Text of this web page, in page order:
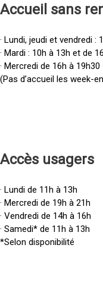
Accueil sans
· Lundi, jeudi et vendredi :
· Mardi : 10h à 13h et de
· Mercredi de 16h à 19h30
(Pas d’accueil les week-
Accès usagers
· Lundi de 11h à 13h
· Mercredi de 19h à 21h
· Vendredi de 14h à 16h
· Samedi* de 11h à 13h
*Selon disponibilité